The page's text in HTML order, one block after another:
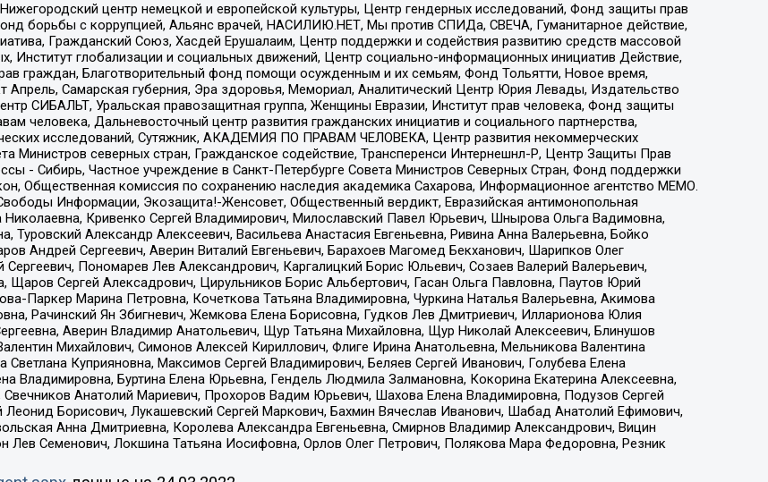
центр немецкой и европейской культуры, Центр гендерных исследований, Фонд защиты прав
борьбы с коррупцией, Альянс врачей, НАСИЛИЮ.НЕТ, Мы против СПИДа, СВЕЧА, Гуманитарное действие,
Гражданский Союз, Хасдей Ерушалаим, Центр поддержки и содействия развитию средств массовой
Институт глобализации и социальных движений, Центр социально-информационных инициатив Действие,
граждан, Благотворительный фонд помощи осужденным и их семьям, Фонд Тольятти, Новое время,
Апрель, Самарская губерния, Эра здоровья, Мемориал, Аналитический Центр Юрия Левады, Издательство
СИБАЛЬТ, Уральская правозащитная группа, Женщины Евразии, Институт прав человека, Фонд защиты
человека, Дальневосточный центр развития гражданских инициатив и социального партнерства,
исследований, Сутяжник, АКАДЕМИЯ ПО ПРАВАМ ЧЕЛОВЕКА, Центр развития некоммерческих
Министров северных стран, Гражданское содействие, Трансперенси Интернешнл-Р, Центр Защиты Прав
- Сибирь, Частное учреждение в Санкт-Петербурге Совета Министров Северных Стран, Фонд поддержки
Общественная комиссия по сохранению наследия академика Сахарова, Информационное агентство МЕМО.
Информации, Экозащита!-Женсовет, Общественный вердикт, Евразийская антимонопольная
Кривенко Сергей Владимирович, Милославский Павел Юрьевич, Шнырова Ольга Вадимовна,
Александр Алексеевич, Васильева Анастасия Евгеньевна, Ривина Анна Валерьевна, Бойко
Андрей Сергеевич, Аверин Виталий Евгеньевич, Барахоев Магомед Бекханович, Шарипков Олег
Пономарев Лев Александрович, Каргалицкий Борис Юльевич, Созаев Валерий Валерьевич,
Щаров Сергей Алексадрович, Цирульников Борис Альбертович, Гасан Ольга Павловна, Паутов Юрий
Паркер Марина Петровна, Кочеткова Татьяна Владимировна, Чуркина Наталья Валерьевна, Акимова
Рачинский Ян Збигневич, Жемкова Елена Борисовна, Гудков Лев Дмитриевич, Илларионова Юлия
Аверин Владимир Анатольевич, Щур Татьяна Михайловна, Щур Николай Алексеевич, Блинушов
Михайлович, Симонов Алексей Кириллович, Флиге Ирина Анатольевна, Мельникова Валентина
Куприяновна, Максимов Сергей Владимирович, Беляев Сергей Иванович, Голубева Елена
Владимировна, Буртина Елена Юрьевна, Гендель Людмила Залмановна, Кокорина Екатерина Алексеевна,
Анатолий Мариевич, Прохоров Вадим Юрьевич, Шахова Елена Владимировна, Подузов Сергей
Леонид Борисович, Лукашевский Сергей Маркович, Бахмин Вячеслав Иванович, Шабад Анатолий Ефимович,
Анна Дмитриевна, Королева Александра Евгеньевна, Смирнов Владимир Александрович, Вицин
Лев Семенович, Локшина Татьяна Иосифовна, Орлов Олег Петрович, Полякова Мара Федоровна, Резник